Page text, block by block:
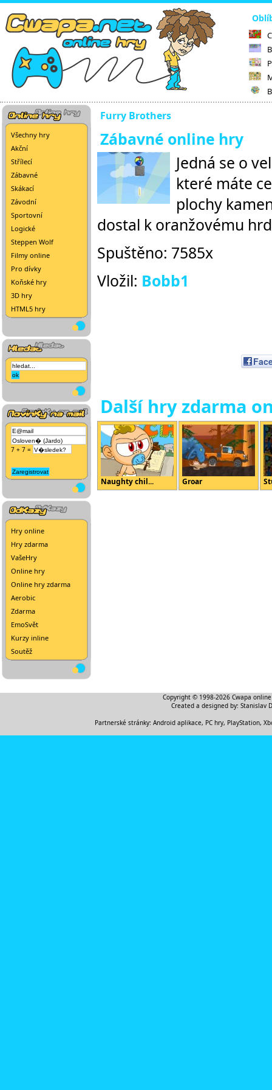
Všechny hry
Akční
Střílecí
Zábavné
Skákací
Závodní
Sportovní
Logické
Steppen Wolf
Filmy online
Pro dívky
Koňské hry
3D hry
HTML5 hry
7 + 7 =
Hry online
Hry zdarma
VašeHry
Online hry
Online hry zdarma
Aerobic
Zdarma
EmoSvět
Kurzy inline
Soutěž
Furry Brothers
Zábavné online hry
Jedná se o
které máte
plochy
dostal k oranžovému
Spuštěno: 7585x
Vložil: Bobb1
Další hry zdarma
Naughty chil... Groar
Copyright © 1998-2026 Cwapa
Created a designed by: Stanislav
Partnerské stránky: Android aplikace, PC hry, PlayStation,